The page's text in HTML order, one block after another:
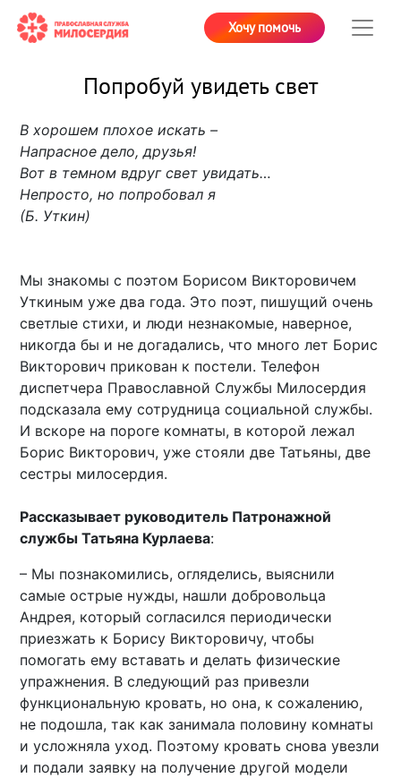
Хочу помочь
Попробуй увидеть свет
В хорошем плохое искать –
Напрасное дело, друзья!
Вот в темном вдруг свет увидать…
Непросто, но попробовал я
(Б. Уткин)
Мы знакомы с поэтом Борисом Викторовичем
Уткиным уже два года. Это поэт, пишущий очень
светлые стихи, и люди незнакомые, наверное,
никогда бы и не догадались, что много лет Борис
Викторович прикован к постели. Телефон
диспетчера Православной Службы Милосердия
подсказала ему сотрудница социальной службы.
И вскоре на пороге комнаты, в которой лежал
Борис Викторович, уже стояли две Татьяны, две
сестры милосердия.
Рассказывает руководитель Патронажной
службы Татьяна Курлаева:
– Мы познакомились, огляделись, выяснили
самые острые нужды, нашли добровольца
Андрея, который согласился периодически
приезжать к Борису Викторовичу, чтобы
помогать ему вставать и делать физические
упражнения. В следующий раз привезли
функциональную кровать, но она, к сожалению,
не подошла, так как занимала половину комнаты
и усложняла уход. Поэтому кровать снова увезли
и подали заявку на получение другой модели